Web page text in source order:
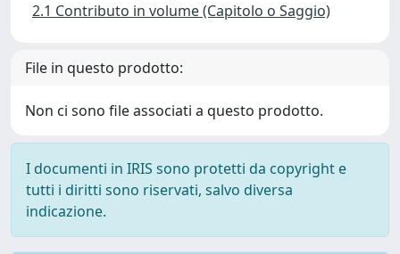
2.1 Contributo in volume (Capitolo o Saggio)
File in questo prodotto:
Non ci sono file associati a questo prodotto.
I documenti in IRIS sono protetti da copyright e
tutti i diritti sono riservati, salvo diversa
indicazione.